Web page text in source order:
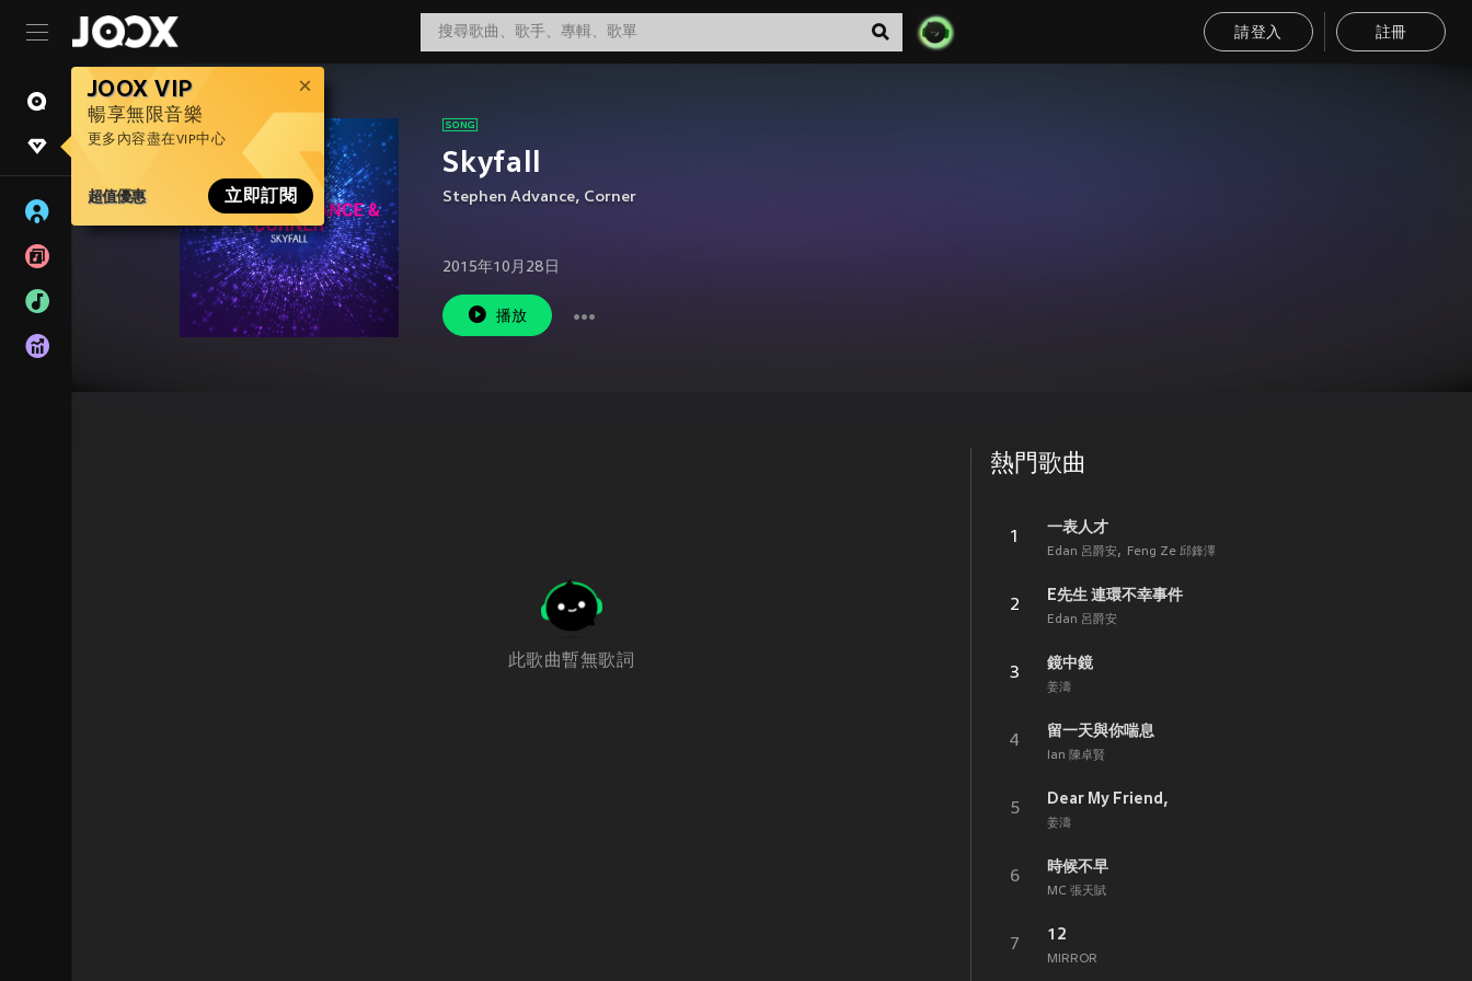
請登入 註冊
JOOX VIP
暢享無限音樂
更多內容盡在VIP中心
超值優惠 立即訂閱
Skyfall
Stephen Advance, Corner
2015年10月28日
播放
此歌曲暫無歌詞
熱門歌曲
1
一表人才
Edan 呂爵安 Feng Ze 邱鋒澤
2
E先生 連環不幸事件
Edan 呂爵安
3
鏡中鏡
姜濤
4
留一天與你喘息
Ian 陳卓賢
5
Dear My Friend,
姜濤
6
時候不早
MC 張天賦
7
12
MIRROR